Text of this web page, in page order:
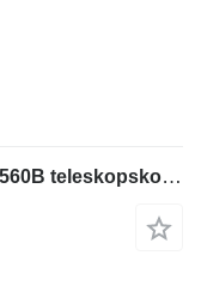
268-8777 ožičenje za Caterpillar TH560B teleskopskog utovarivača